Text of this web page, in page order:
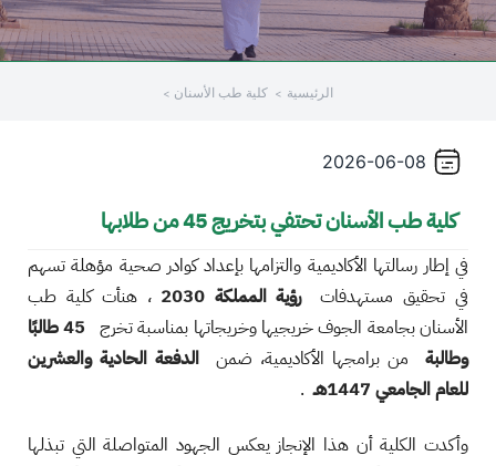
الرئيسية كلية طب الأسنان
2026-06-08
كلية طب الأسنان تحتفي بتخريج 45 من طلابها
في إطار رسالتها الأكاديمية والتزامها بإعداد كوادر صحية مؤهلة تسهم
في تحقيق مستهدفات
رؤية المملكة 2030
، هنأت كلية طب
الأسنان بجامعة الجوف خريجيها وخريجاتها بمناسبة تخرج
45 طالبًا
وطالبة
من برامجها الأكاديمية، ضمن
الدفعة الحادية والعشرين
للعام الجامعي 1447هـ
.
وأكدت الكلية أن هذا الإنجاز يعكس الجهود المتواصلة التي تبذلها